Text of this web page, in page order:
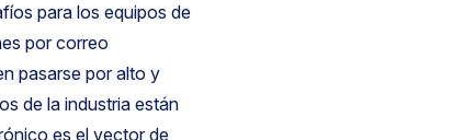
para los equipos de
por correo
pasarse por alto y
de la industria están
es el vector de